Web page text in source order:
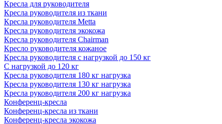
Кресла для руководителя
Кресла руководителя из ткани
Кресла руководителя Metta
Кресла руководителя экокожа
Кресла руководителя Chairman
Кресло руководителя кожаное
Кресла руководителя с нагрузкой до 150 кг
С нагрузкой до 120 кг
Кресла руководителя 180 кг нагрузка
Кресла руководителя 130 кг нагрузка
Кресла руководителя 200 кг нагрузка
Конференц-кресла
Конференц-кресла из ткани
Конференц-кресла экокожа